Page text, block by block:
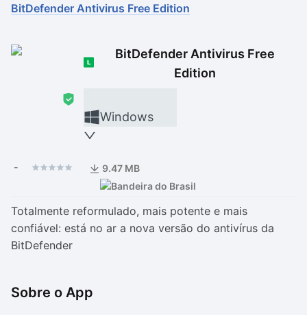
Ver mais
Ver mais
BitDefender Antivirus Free Edition
BitDefender Antivirus Free
Edition
Windows
- 9.47 MB
Totalmente reformulado, mais potente e mais
confiável: está no ar a nova versão do antivírus da
BitDefender
Sobre o App